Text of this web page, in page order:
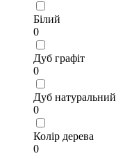
Білий
0
Дуб графіт
0
Дуб натуральний
0
Колір дерева
0